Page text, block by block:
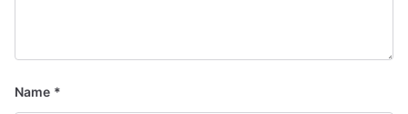
Name *